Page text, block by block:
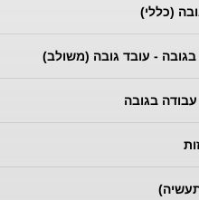
(כללי)
- עובד גובה (משולב)
בגובה